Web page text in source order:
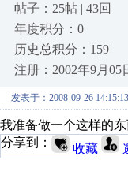
帖子：25帖 | 43回
年度积分：0
历史总积分：159
注册：2002年9月05
发表于：2008-09-26 14:15:13
我准备做一个这样的
分享到：
收藏